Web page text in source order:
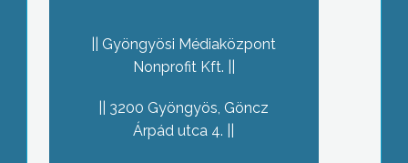
Gyöngyösi Médiaközpont
Nonprofit Kft.
3200 Gyöngyös, Göncz
Árpád utca 4.